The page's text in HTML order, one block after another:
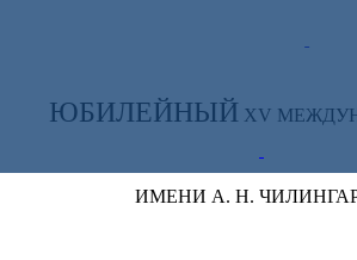
ЮБИЛЕЙНЫЙ XV
ИМЕНИ А. Н.